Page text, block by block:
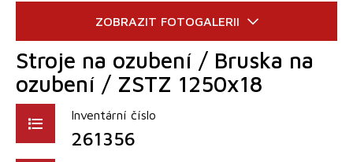
Stroje na ozubení / Bruska na
ozubení / ZSTZ 1250x18
Inventární číslo
261356